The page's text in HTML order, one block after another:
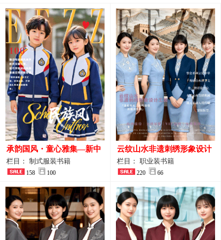
承韵国风・童心雅集—新中
式民族风小学与幼儿园全套
校服定制图鉴
栏目： 制式服装书籍
158 100
云纹山水非遗刺绣形象设计
工装｜会议礼仪接待人员制
服画册
栏目： 职业装书籍
220 66